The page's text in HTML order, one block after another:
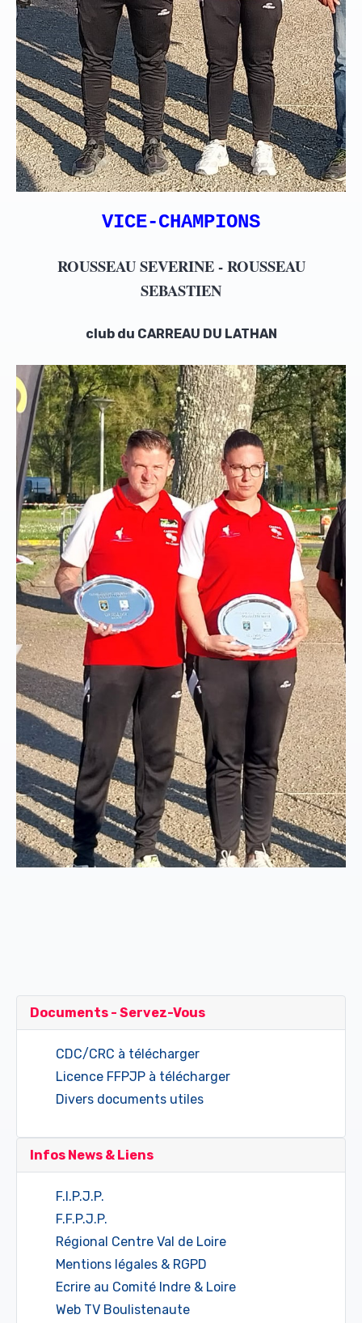
VICE-CHAMPIONS
ROUSSEAU SEVERINE - ROUSSEAU
SEBASTIEN
club du CARREAU DU LATHAN
Documents - Servez-Vous
CDC/CRC à télécharger
Licence FFPJP à télécharger
Divers documents utiles
Infos News & Liens
F.I.P.J.P.
F.F.P.J.P.
Régional Centre Val de Loire
Mentions légales & RGPD
Ecrire au Comité Indre & Loire
Web TV Boulistenaute